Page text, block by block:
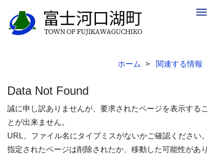
ホーム 関連する情報
Data Not Found
誠に申し訳ありませんが、要求されたページを表示するこ
とが出来ません。
URL、ファイル名にタイプミスがないかご確認ください。
指定されたページは削除されたか、移動した可能性があり